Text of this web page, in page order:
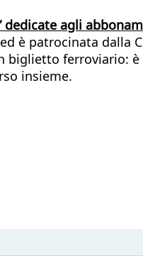
dedicate agli
è patrocinata dalla
ferroviario:
insieme.